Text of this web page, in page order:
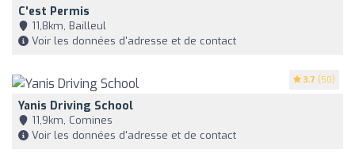
C'est Permis
11,8km, Bailleul
Voir les données d'adresse et de contact
3.7 (50)
Yanis Driving School
11,9km, Comines
Voir les données d'adresse et de contact